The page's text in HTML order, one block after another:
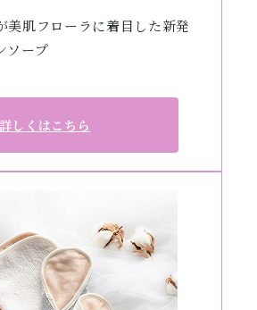
美肌フローラに着目した新発
ソープ
詳しくはこちら